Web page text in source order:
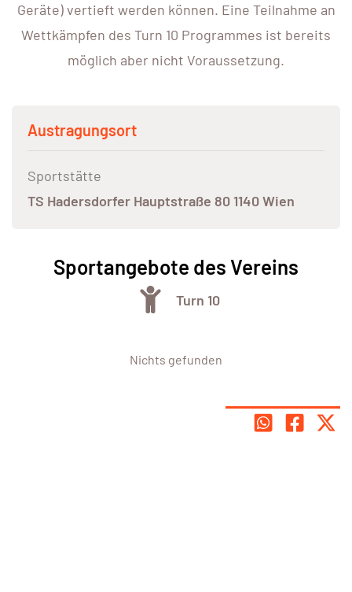
Geräte) vertieft werden können. Eine Teilnahme an
Wettkämpfen des Turn 10 Programmes ist bereits
möglich aber nicht Voraussetzung.
Austragungsort
Sportstätte
TS Hadersdorfer Hauptstraße 80 1140 Wien
Sportangebote des Vereins
Turn 10
Nichts gefunden